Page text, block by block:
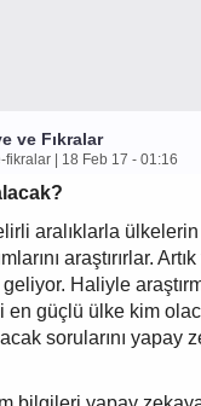
ve Fıkralar
fikralar | 18 Feb 17 - 01:16
aralıklarla
araştırırlar.
Haliyle
en güçlü ülke kim
sorularını yapay